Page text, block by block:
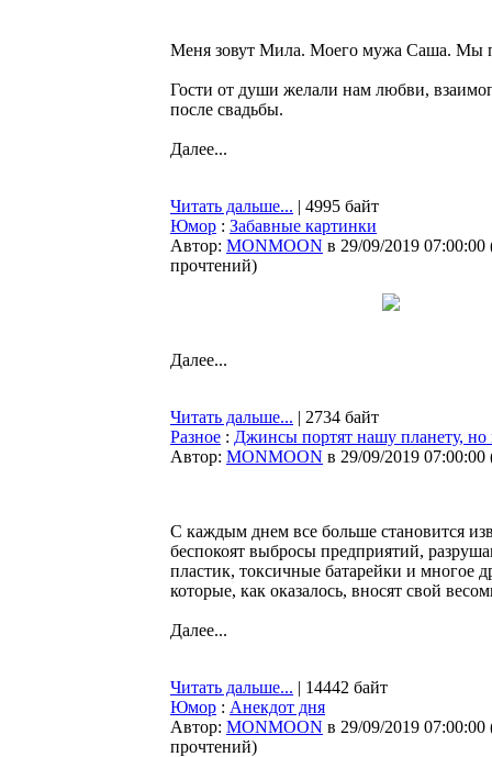
Меня зовут Мила. Моего мужа Саша. Мы
Гости от души желали нам любви,
после свадьбы.
Далее...
Читать дальше... | 4995 байт
Юмор : Забавные картинки
Автор: MONMOON в 29/09/2019 07:00:00
прочтений)
Далее...
Читать дальше... | 2734 байт
Разное : Джинсы портят нашу планету, но
Автор: MONMOON в 29/09/2019 07:00:00
С каждым днем все больше становится
беспокоят выбросы предприятий,
пластик, токсичные батарейки и многое
которые, как оказалось, вносят свой
Далее...
Читать дальше... | 14442 байт
Юмор : Анекдот дня
Автор: MONMOON в 29/09/2019 07:00:00
прочтений)